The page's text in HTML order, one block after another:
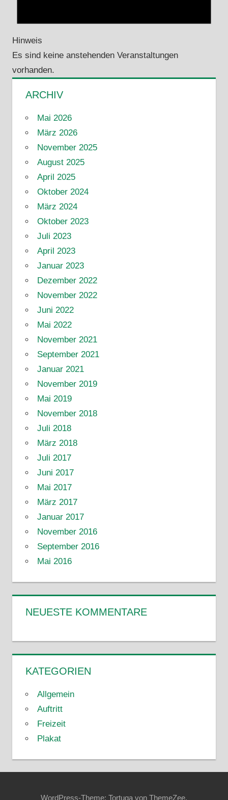
Hinweis
Es sind keine anstehenden Veranstaltungen
vorhanden.
ARCHIV
Mai 2026
März 2026
November 2025
August 2025
April 2025
Oktober 2024
März 2024
Oktober 2023
Juli 2023
April 2023
Januar 2023
Dezember 2022
November 2022
Juni 2022
Mai 2022
November 2021
September 2021
Januar 2021
November 2019
Mai 2019
November 2018
Juli 2018
März 2018
Juli 2017
Juni 2017
Mai 2017
März 2017
Januar 2017
November 2016
September 2016
Mai 2016
NEUESTE KOMMENTARE
KATEGORIEN
Allgemein
Auftritt
Freizeit
Plakat
WordPress-Theme: Tortuga von ThemeZee.